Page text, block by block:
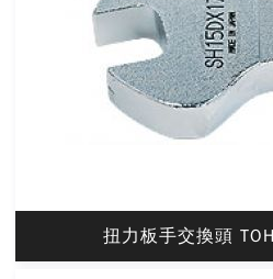
扭力板手交換頭